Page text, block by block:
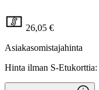
26,05 €
Asiakasomistajahinta
Hinta ilman S-Etukorttia: